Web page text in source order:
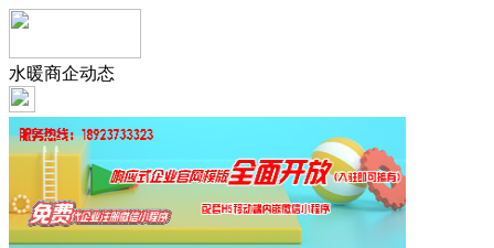
水暖商企动态